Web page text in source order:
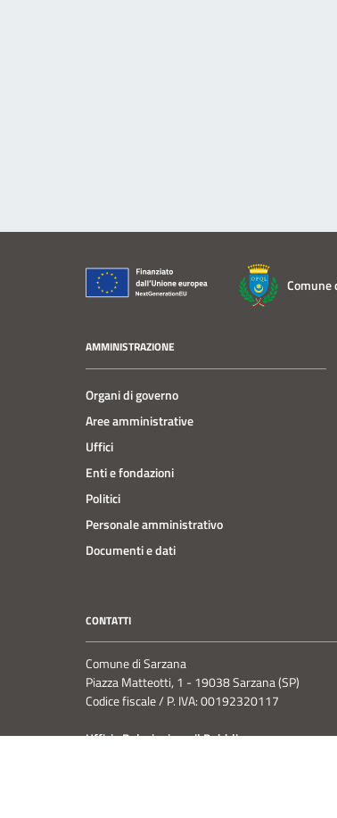
Comune
AMMINISTRAZIONE
Organi di governo
Aree amministrative
Uffici
Enti e fondazioni
Politici
Personale amministrativo
Documenti e dati
CONTATTI
Comune di Sarzana
Piazza Matteotti, 1 - 19038 Sarzana (SP)
Codice fiscale / P. IVA: 00192320117
Ufficio Relazioni con il Pubblico